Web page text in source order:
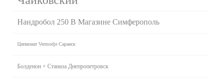
Нандробол 250 В Магазине Симферополь
Ципионат Vermodje Саранск
Болденон + Станаза Днепропетровск